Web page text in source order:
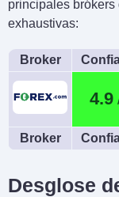
principales
exhaustivas:
Broker
4.9
Broker
Desglose